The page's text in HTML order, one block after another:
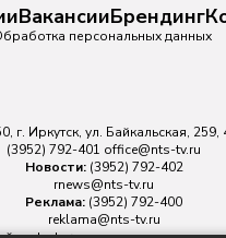
ВакансииБрендинг
персональных данных
г. Иркутск, ул. Байкальская,
(3952) 792-401 office@nts-tv.ru
Новости: (3952) 792-402
rnews@nts-tv.ru
Реклама: (3952) 792-400
reklama@nts-tv.ru